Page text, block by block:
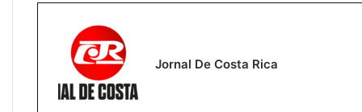
Jornal De Costa Rica